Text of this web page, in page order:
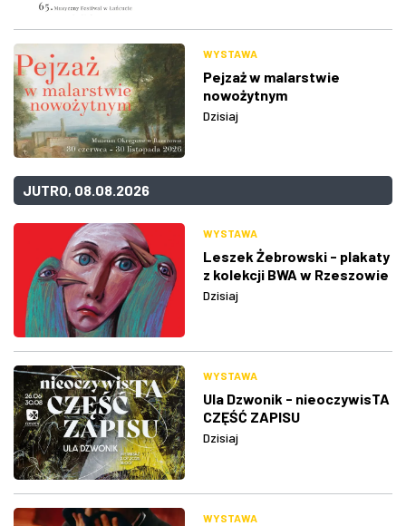
WYSTAWA
Pejzaż w malarstwie
nowożytnym
Dzisiaj
JUTRO, 08.08.2026
WYSTAWA
Leszek Żebrowski - plakaty
z kolekcji BWA w Rzeszowie
Dzisiaj
WYSTAWA
Ula Dzwonik - nieoczywisTA
CZĘŚĆ ZAPISU
Dzisiaj
WYSTAWA